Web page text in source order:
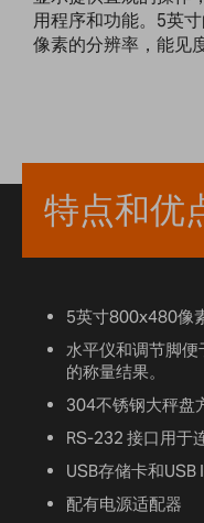
用程序和功能。5英
像素的分辨率，能见
特点和优
5英寸800x480像
水平仪和调节脚
的称量结果。
304不锈钢大秤盘
RS-232 接口用于
USB存储卡和USB
配有电源适配器